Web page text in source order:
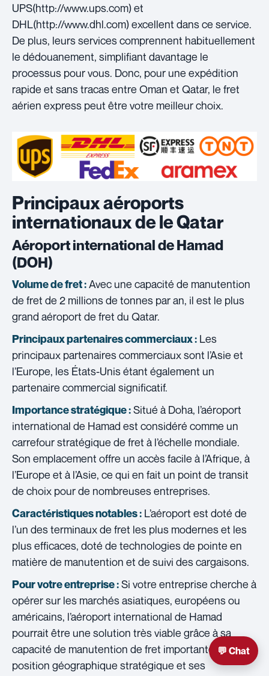
UPS(http://www.ups.com) et
DHL(http://www.dhl.com) excellent dans ce service.
De plus, leurs services comprennent habituellement
le dédouanement, simplifiant davantage le
processus pour vous. Donc, pour une expédition
rapide et sans tracas entre Oman et Qatar, le fret
aérien express peut être votre meilleur choix.
Principaux aéroports
internationaux de le Qatar
Aéroport international de Hamad
(DOH)
Volume de fret :Avec une capacité de manutention
de fret de 2 millions de tonnes par an, il est le plus
grand aéroport de fret du Qatar.
Principaux partenaires commerciaux : Les
principaux partenaires commerciaux sont l’Asie et
l’Europe, les États-Unis étant également un
partenaire commercial significatif.
Importance stratégique :Situé à Doha, l’aéroport
international de Hamad est considéré comme un
carrefour stratégique de fret à l’échelle mondiale.
Son emplacement offre un accès facile à l’Afrique, à
l’Europe et à l’Asie, ce qui en fait un point de transit
de choix pour de nombreuses entreprises.
Caractéristiques notables : L’aéroport est doté de
l’un des terminaux de fret les plus modernes et les
plus efficaces, doté de technologies de pointe en
matière de manutention et de suivi des cargaisons.
Pour votre entreprise :Si votre entreprise cherche à
opérer sur les marchés asiatiques, européens ou
américains, l’aéroport international de Hamad
pourrait être une solution très viable grâce à sa
capacité de manutention de fret importante, sa
position géographique stratégique et ses
💬 Chat